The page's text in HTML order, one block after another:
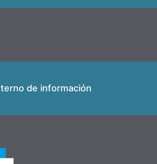
de información